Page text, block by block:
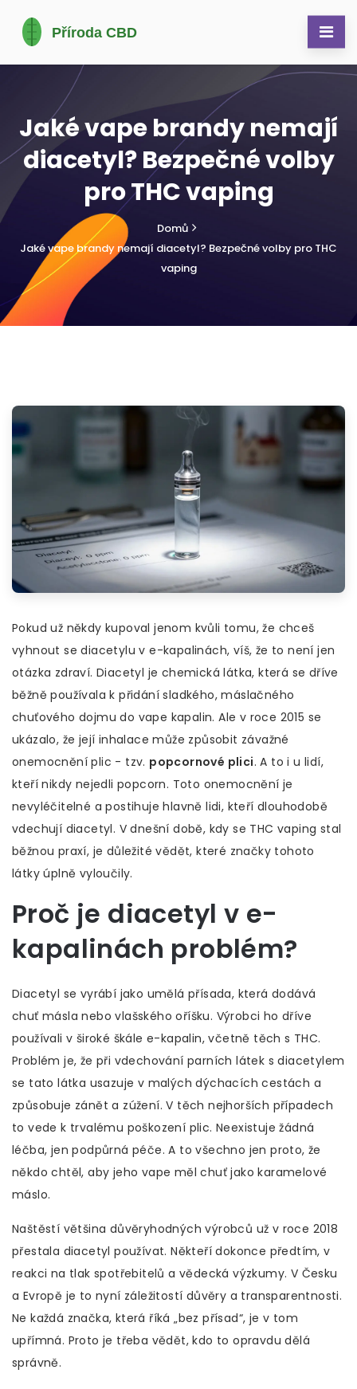
Jaké vape brandy nemají
diacetyl? Bezpečné volby
pro THC vaping
Domů
Jaké vape brandy nemají diacetyl? Bezpečné volby pro THC
vaping
Pokud už někdy kupoval jenom kvůli tomu, že chceš
vyhnout se diacetylu v e-kapalinách, víš, že to není jen
otázka zdraví. Diacetyl je chemická látka, která se dříve
běžně používala k přidání sladkého, máslačného
chuťového dojmu do vape kapalin. Ale v roce 2015 se
ukázalo, že její inhalace může způsobit závažné
onemocnění plic - tzv. popcornové plici. A to i u lidí,
kteří nikdy nejedli popcorn. Toto onemocnění je
nevyléčitelné a postihuje hlavně lidi, kteří dlouhodobě
vdechují diacetyl. V dnešní době, kdy se THC vaping stal
běžnou praxí, je důležité vědět, které značky tohoto
látky úplně vyloučily.
Proč je diacetyl v e-
kapalinách problém?
Diacetyl se vyrábí jako umělá přísada, která dodává
chuť másla nebo vlašského oříšku. Výrobci ho dříve
používali v široké škále e-kapalin, včetně těch s THC.
Problém je, že při vdechování parních látek s diacetylem
se tato látka usazuje v malých dýchacích cestách a
způsobuje zánět a zúžení. V těch nejhorších případech
to vede k trvalému poškození plic. Neexistuje žádná
léčba, jen podpůrná péče. A to všechno jen proto, že
někdo chtěl, aby jeho vape měl chuť jako karamelové
máslo.
Naštěstí většina důvěryhodných výrobců už v roce 2018
přestala diacetyl používat. Někteří dokonce předtím, v
reakci na tlak spotřebitelů a vědecká výzkumy. V Česku
a Evropě je to nyní záležitostí důvěry a transparentnosti.
Ne každá značka, která říká „bez přísad“, je v tom
upřímná. Proto je třeba vědět, kdo to opravdu dělá
správně.